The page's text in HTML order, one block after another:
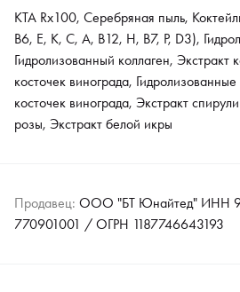
KTA Rx100, Серебряная пыль,
B6, E, K, C, A, B12, H, B7, P, D3),
Гидролизованный коллаген, Экстракт
косточек винограда,
косточек винограда, Экстракт
розы, Экстракт белой икры
Продавец: ООО "БТ Юнайтед" ИНН
770901001 / ОГРН 1187746643193